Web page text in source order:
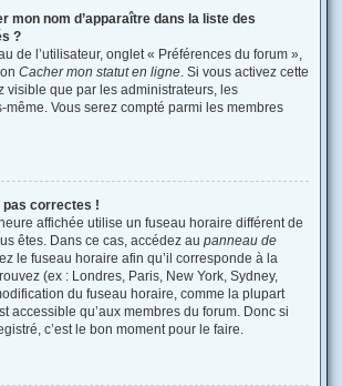
mon nom d’apparaître dans la liste des
?
de l’utilisateur, onglet « Préférences du forum »,
Cacher mon statut en ligne. Si vous activez cette
visible que par les administrateurs, les
même. Vous serez compté parmi les membres
pas correctes !
affichée utilise un fuseau horaire différent de
êtes. Dans ce cas, accédez au panneau de
le fuseau horaire afin qu’il corresponde à la
(ex : Londres, Paris, New York, Sydney,
du fuseau horaire, comme la plupart
accessible qu’aux membres du forum. Donc si
c’est le bon moment pour le faire.